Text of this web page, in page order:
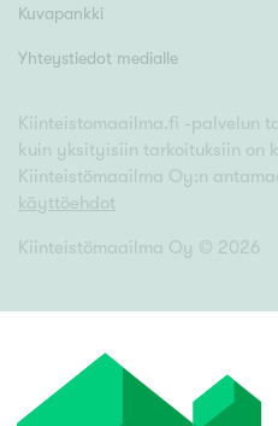
Kuvapankki
Yhteystiedot medialle
Kiinteistomaailma.fi -palvelun
kuin yksityisiin tarkoituksiin on
Kiinteistömaailma Oy:n
käyttöehdot
Kiinteistömaailma Oy © 2026